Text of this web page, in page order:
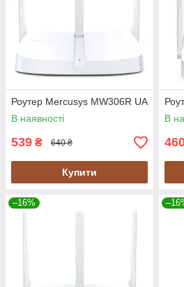
Роутер Mercusys MW306R UA
В наявності
539 ₴ 640 ₴
Купити
В
–16%